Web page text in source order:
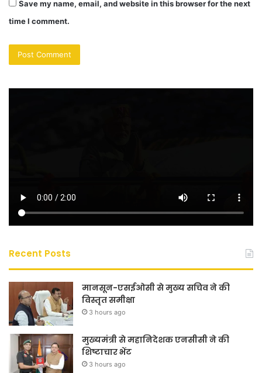
Save my name, email, and website in this browser for the next
time I comment.
Recent Posts
मानसून-एसईओसी से मुख्य सचिव ने की
विस्तृत समीक्षा
3 hours ago
मुख्यमंत्री से महानिदेशक एनसीसी ने की
शिष्टाचार भेंट
3 hours ago